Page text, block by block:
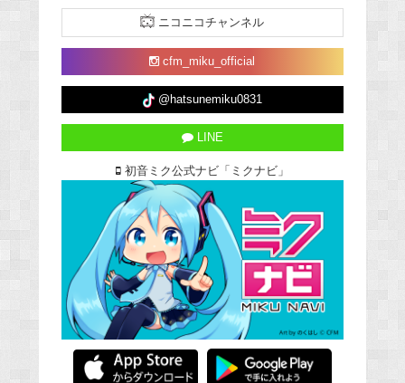
ニコニコチャンネル
cfm_miku_official
@hatsunemiku0831
LINE
初音ミク公式ナビ「ミクナビ」